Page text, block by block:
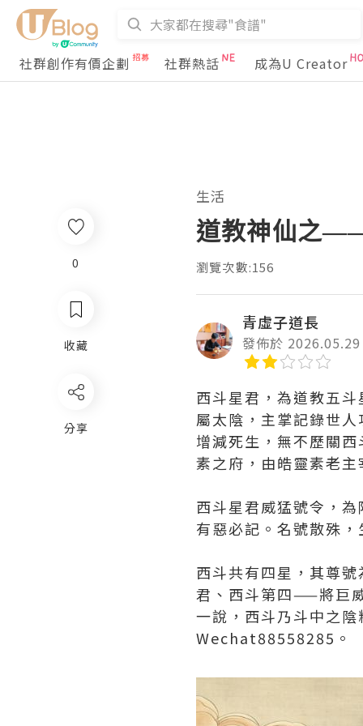
社群創作有價企劃 社群熱話 成為U Creator
生活
道教神仙之
瀏覽次數:156
青虛子道長
發佈於 2026.05.29
西斗星君，為道教五
屬太陰，主掌記錄世
增減死生，無不歷關
素之府，由皓靈素老主
西斗星君威猛號令，
有惡必記。名號散殊
西斗共有四星，其尊
君、西斗第四——將巨
一說，西斗乃斗中之陰
Wechat88558285。
0
收藏
分享